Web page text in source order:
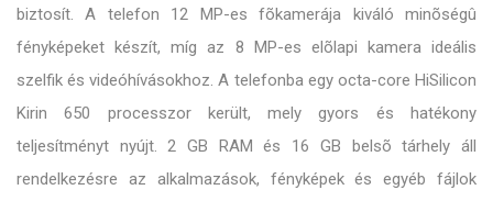
biztosít. A telefon 12 MP-es fõkamerája kiváló minõségû
fényképeket készít, míg az 8 MP-es elõlapi kamera ideális
szelfik és videóhívásokhoz. A telefonba egy octa-core HiSilicon
Kirin 650 processzor került, mely gyors és hatékony
teljesítményt nyújt. 2 GB RAM és 16 GB belsõ tárhely áll
rendelkezésre az alkalmazások, fényképek és egyéb fájlok